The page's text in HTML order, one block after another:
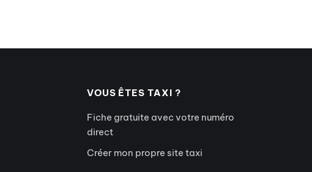
VOUS ÊTES TAXI ?
Fiche gratuite avec votre numéro
direct
Créer mon propre site taxi